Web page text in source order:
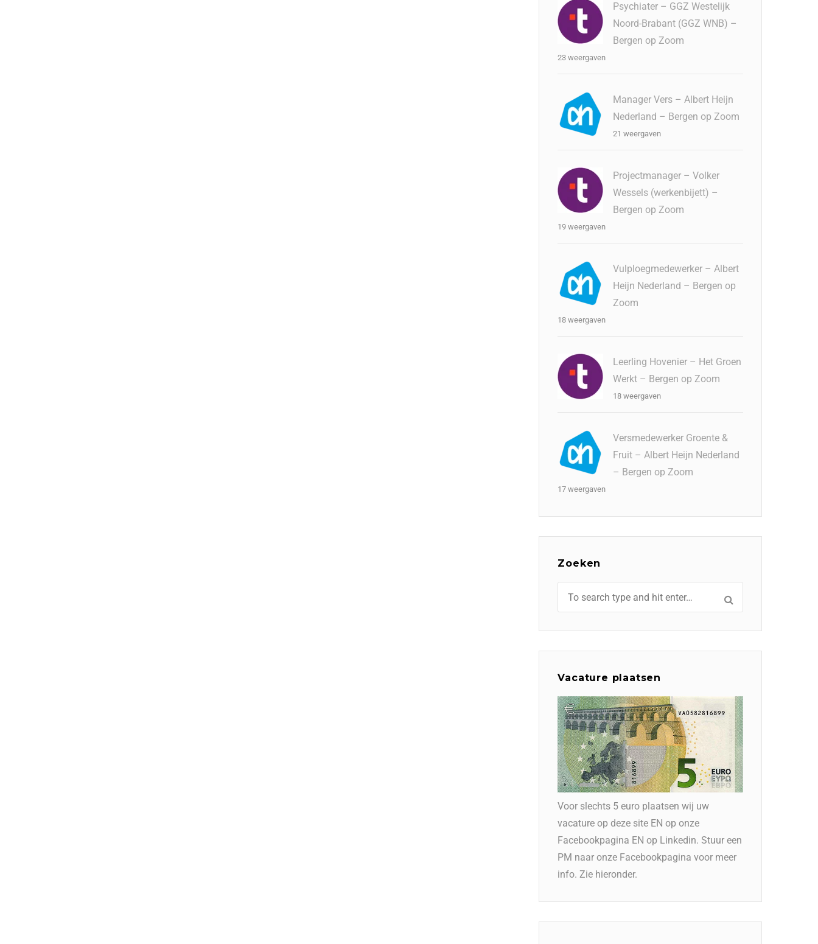
Psychiater – GGZ Westelijk
Noord-Brabant (GGZ WNB) –
Bergen op Zoom
23 weergaven
Manager Vers – Albert Heijn
Nederland – Bergen op Zoom
21 weergaven
Projectmanager – Volker
Wessels (werkenbijett) –
Bergen op Zoom
19 weergaven
Vulploegmedewerker – Albert
Heijn Nederland – Bergen op
Zoom
18 weergaven
Leerling Hovenier – Het Groen
Werkt – Bergen op Zoom
18 weergaven
Versmedewerker Groente &
Fruit – Albert Heijn Nederland
– Bergen op Zoom
17 weergaven
Zoeken
Vacature plaatsen
Voor slechts 5 euro plaatsen wij uw
vacature op deze site EN op onze
Facebookpagina EN op Linkedin. Stuur een
PM naar onze Facebookpagina voor meer
info. Zie hieronder.